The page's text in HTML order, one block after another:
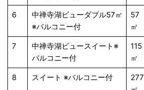
6
中禅寺湖ビューダブル57㎡
※バルコニー付
57
㎡
7
中禅寺湖ビュースイート※
バルコニー付
115
㎡
8 スイート ※バルコニー付
277